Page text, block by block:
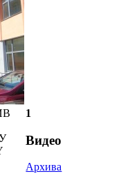
1
Видео
Архива